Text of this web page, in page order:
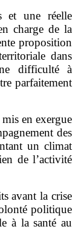
et une réelle
charge de la
proposition
dans
difficulté à
parfaitement
en exergue
des
un climat
de l’activité
avant la crise
politique
à la santé au